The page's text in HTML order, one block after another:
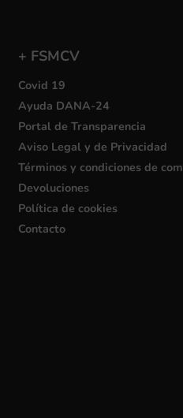
+ FSMCV
Covid 19
Ayuda DANA-24
Portal de Transparencia
Aviso Legal y de Privacidad
Términos y condiciones de
Devoluciones
Política de cookies
Contacto